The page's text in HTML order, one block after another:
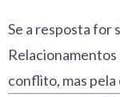
Se a resposta for
Relacionamentos
conflito, mas